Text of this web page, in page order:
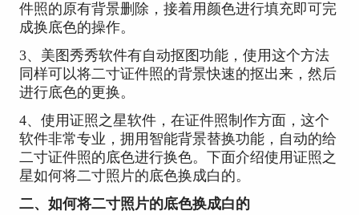
件照的原有背景删除，接着用颜色进行填充即可完
成换底色的操作。
3、美图秀秀软件有自动抠图功能，使用这个方法
同样可以将二寸证件照的背景快速的抠出来，然后
进行底色的更换。
4、使用证照之星软件，在证件照制作方面，这个
软件非常专业，拥用智能背景替换功能，自动的给
二寸证件照的底色进行换色。下面介绍使用证照之
星如何将二寸照片的底色换成白的。
二、如何将二寸照片的底色换成白的